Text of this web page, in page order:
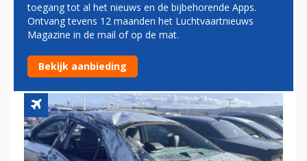
LOSGEKOMEN WIEL UNITED
777-200ER VERPLETTERT
GEPARKEERDE AUTO
toegang tot al het nieuws en de bijbehorende Apps.
Ontvang tevens 12 maanden het Luchtvaartnieuws
Magazine in de mail of op de mat.
Bekijk aanbieding